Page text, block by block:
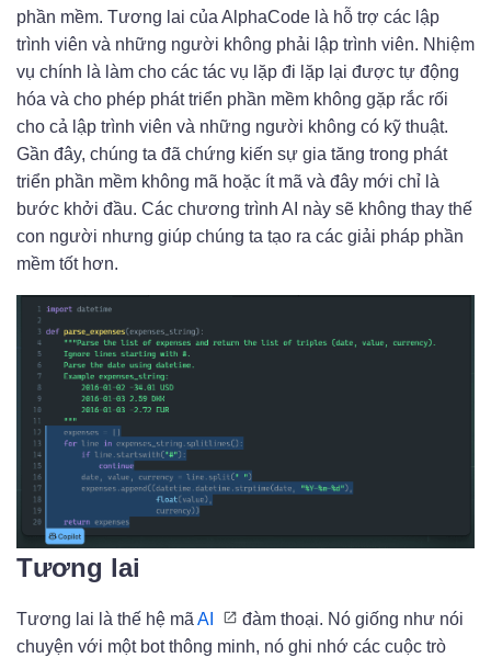
phần mềm. Tương lai của AlphaCode là hỗ trợ các lập
trình viên và những người không phải lập trình viên. Nhiệm
vụ chính là làm cho các tác vụ lặp đi lặp lại được tự động
hóa và cho phép phát triển phần mềm không gặp rắc rối
cho cả lập trình viên và những người không có kỹ thuật.
Gần đây, chúng ta đã chứng kiến ​​sự gia tăng trong phát
triển phần mềm không mã hoặc ít mã và đây mới chỉ là
bước khởi đầu. Các chương trình AI này sẽ không thay thế
con người nhưng giúp chúng ta tạo ra các giải pháp phần
mềm tốt hơn.
Tương lai
Tương lai là thế hệ mãAI
đàm thoại. Nó giống như nói
chuyện với một bot thông minh, nó ghi nhớ các cuộc trò